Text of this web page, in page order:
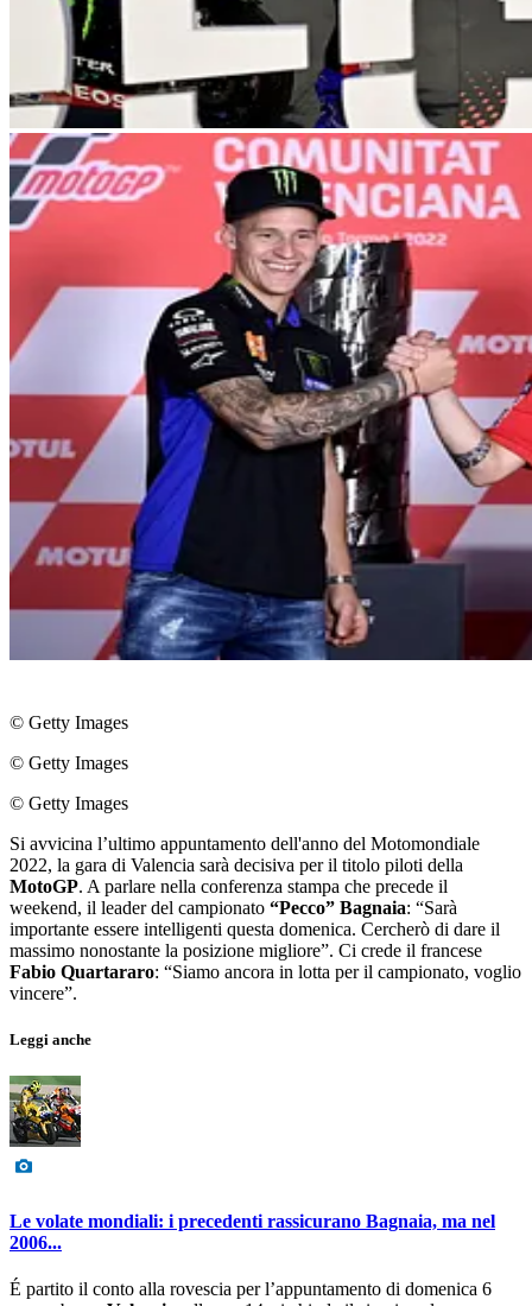
© Getty Images
© Getty Images
© Getty Images
Si avvicina l’ultimo appuntamento dell'anno del Motomondiale
2022, la gara di Valencia sarà decisiva per il titolo piloti della
MotoGP. A parlare nella conferenza stampa che precede il
weekend, il leader del campionato “Pecco” Bagnaia: “Sarà
importante essere intelligenti questa domenica. Cercherò di dare il
massimo nonostante la posizione migliore”. Ci crede il francese
Fabio Quartararo: “Siamo ancora in lotta per il campionato, voglio
vincere”.
Leggi anche
Le volate mondiali: i precedenti rassicurano Bagnaia, ma nel
2006...
É partito il conto alla rovescia per l’appuntamento di domenica 6